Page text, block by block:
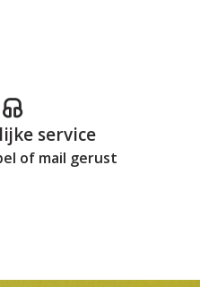
service
of mail gerust